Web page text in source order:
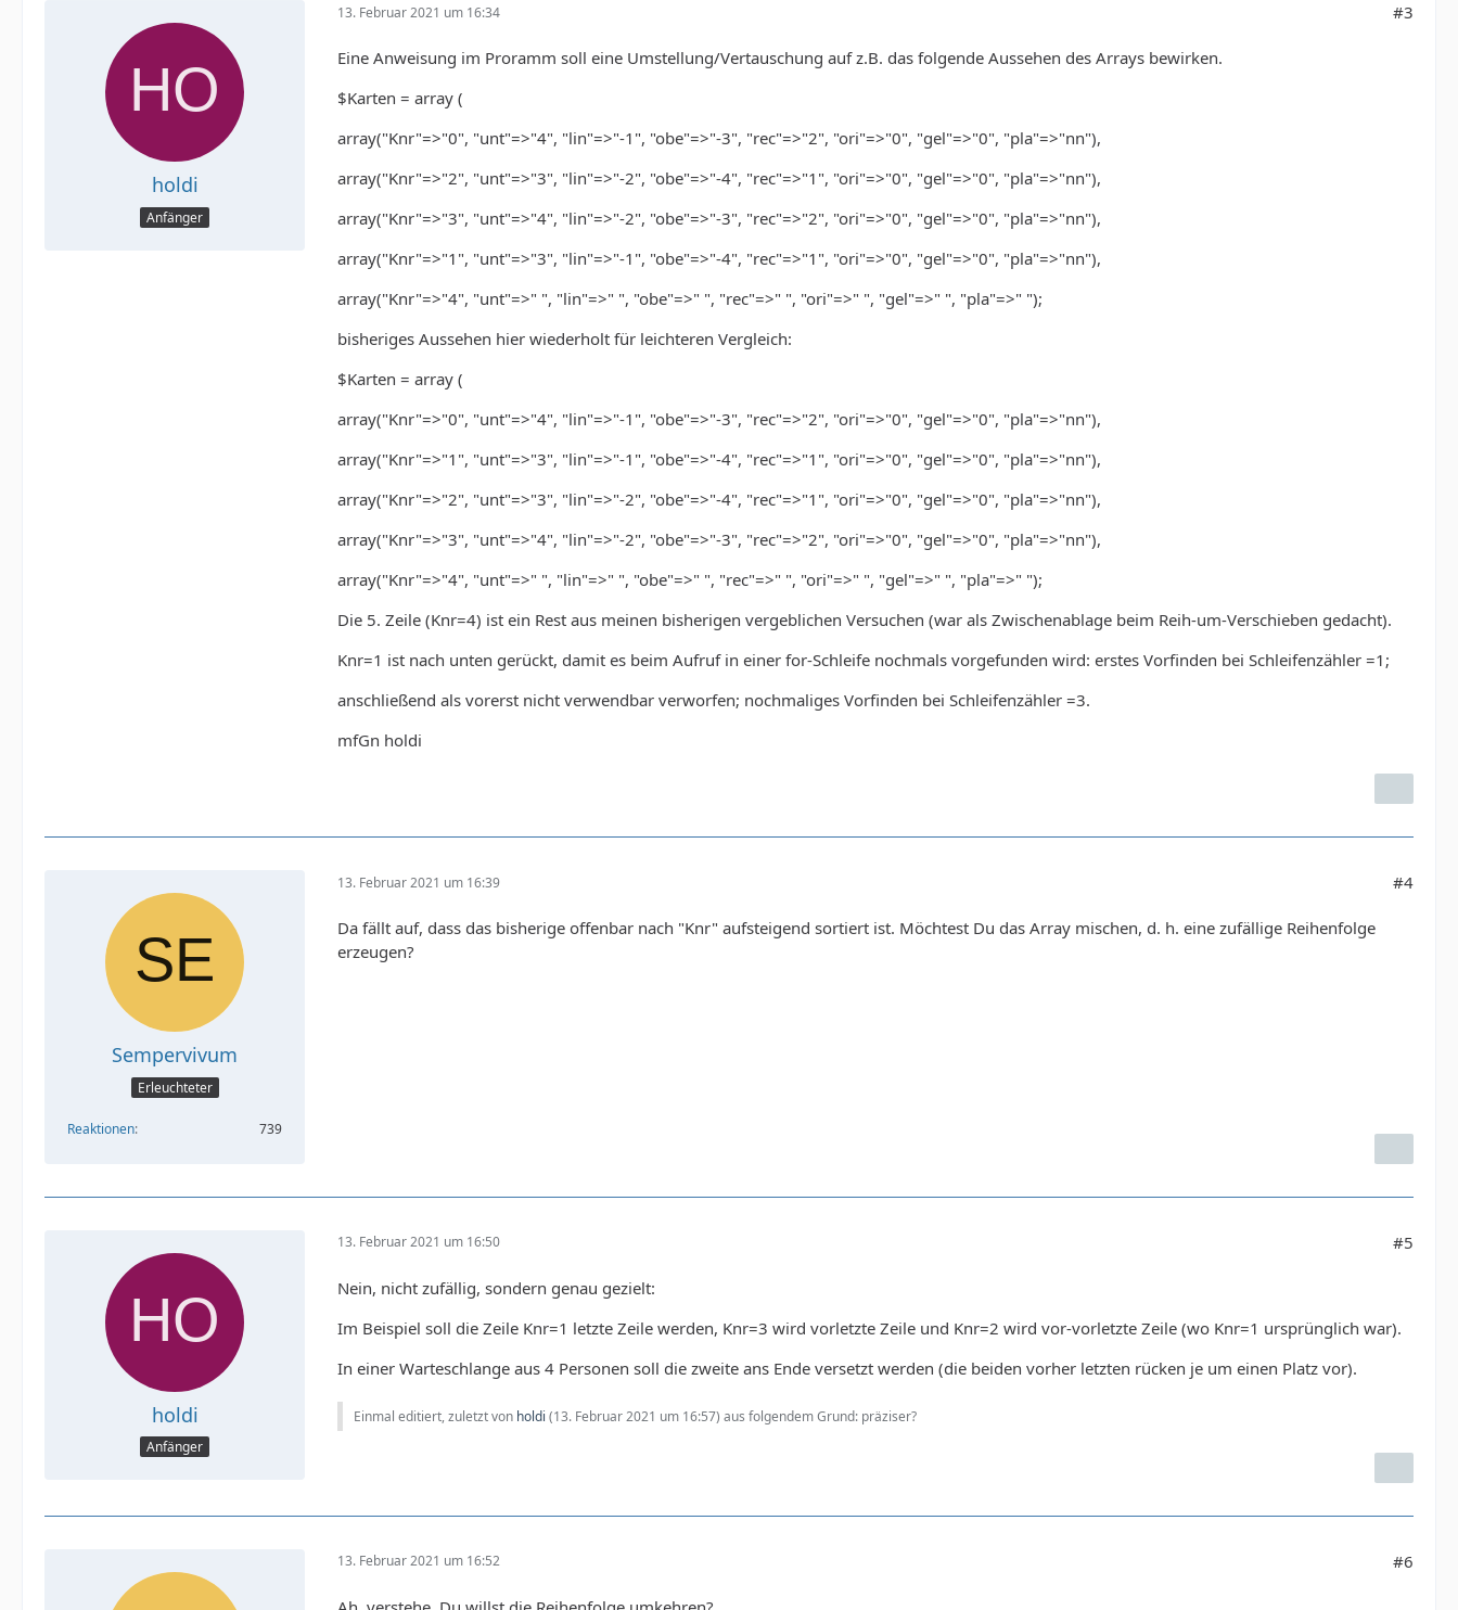
holdi
Anfänger
13. Februar 2021 um 16:34 #3
Eine Anweisung im Proramm soll eine Umstellung/Vertauschung auf z.B. das folgende Aussehen des Arrays bewirken.
$Karten = array (
array("Knr"=>"0", "unt"=>"4", "lin"=>"-1", "obe"=>"-3", "rec"=>"2", "ori"=>"0", "gel"=>"0", "pla"=>"nn"),
array("Knr"=>"2", "unt"=>"3", "lin"=>"-2", "obe"=>"-4", "rec"=>"1", "ori"=>"0", "gel"=>"0", "pla"=>"nn"),
array("Knr"=>"3", "unt"=>"4", "lin"=>"-2", "obe"=>"-3", "rec"=>"2", "ori"=>"0", "gel"=>"0", "pla"=>"nn"),
array("Knr"=>"1", "unt"=>"3", "lin"=>"-1", "obe"=>"-4", "rec"=>"1", "ori"=>"0", "gel"=>"0", "pla"=>"nn"),
array("Knr"=>"4", "unt"=>" ", "lin"=>" ", "obe"=>" ", "rec"=>" ", "ori"=>" ", "gel"=>" ", "pla"=>" ");
bisheriges Aussehen hier wiederholt für leichteren Vergleich:
$Karten = array (
array("Knr"=>"0", "unt"=>"4", "lin"=>"-1", "obe"=>"-3", "rec"=>"2", "ori"=>"0", "gel"=>"0", "pla"=>"nn"),
array("Knr"=>"1", "unt"=>"3", "lin"=>"-1", "obe"=>"-4", "rec"=>"1", "ori"=>"0", "gel"=>"0", "pla"=>"nn"),
array("Knr"=>"2", "unt"=>"3", "lin"=>"-2", "obe"=>"-4", "rec"=>"1", "ori"=>"0", "gel"=>"0", "pla"=>"nn"),
array("Knr"=>"3", "unt"=>"4", "lin"=>"-2", "obe"=>"-3", "rec"=>"2", "ori"=>"0", "gel"=>"0", "pla"=>"nn"),
array("Knr"=>"4", "unt"=>" ", "lin"=>" ", "obe"=>" ", "rec"=>" ", "ori"=>" ", "gel"=>" ", "pla"=>" ");
Die 5. Zeile (Knr=4) ist ein Rest aus meinen bisherigen vergeblichen Versuchen (war als Zwischenablage beim Reih-um-Verschieben gedacht).
Knr=1 ist nach unten gerückt, damit es beim Aufruf in einer for-Schleife nochmals vorgefunden wird: erstes Vorfinden bei Schleifenzähler =1;
anschließend als vorerst nicht verwendbar verworfen; nochmaliges Vorfinden bei Schleifenzähler =3.
mfGn holdi
Sempervivum
Erleuchteter
Reaktionen 739
13. Februar 2021 um 16:39 #4
Da fällt auf, dass das bisherige offenbar nach "Knr" aufsteigend sortiert ist. Möchtest Du das Array mischen, d. h. eine zufällige Reihenfolge
erzeugen?
holdi
Anfänger
13. Februar 2021 um 16:50 #5
Nein, nicht zufällig, sondern genau gezielt:
Im Beispiel soll die Zeile Knr=1 letzte Zeile werden, Knr=3 wird vorletzte Zeile und Knr=2 wird vor-vorletzte Zeile (wo Knr=1 ursprünglich war).
In einer Warteschlange aus 4 Personen soll die zweite ans Ende versetzt werden (die beiden vorher letzten rücken je um einen Platz vor).
Einmal editiert, zuletzt von holdi (13. Februar 2021 um 16:57) aus folgendem Grund: präziser?
13. Februar 2021 um 16:52 #6